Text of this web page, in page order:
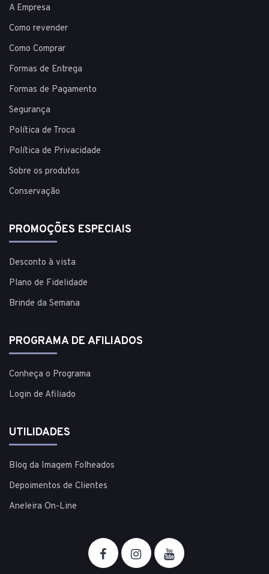
A Empresa
Como revender
Como Comprar
Formas de Entrega
Formas de Pagamento
Segurança
Política de Troca
Política de Privacidade
Sobre os produtos
Conservação
PROMOÇÕES ESPECIAIS
Desconto à vista
Plano de Fidelidade
Brinde da Semana
PROGRAMA DE AFILIADOS
Conheça o Programa
Login de Afiliado
UTILIDADES
Blog da Imagem Folheados
Depoimentos de Clientes
Aneleira On-Line